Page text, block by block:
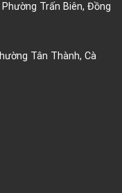
Trấn Biên, Đồng
Tân Thành, Cà